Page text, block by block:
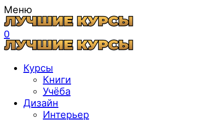
Меню
0
Курсы
Книги
Учёба
Дизайн
Интерьер